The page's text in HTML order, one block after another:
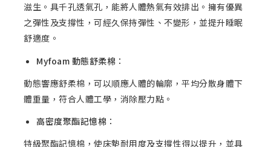
滋生。具千孔透氣孔，能將人體熱氣有效排出。擁有優異
之彈性及支撐性，可經久保持彈性、不變形，並提升睡眠
舒適度。
Myfoam 動態舒柔棉 ：
動態響應舒柔棉，可以順應人體的輪廓，平均分散身體下
體重量，符合人體工學，消除壓力點。
高密度聚酯記憶棉 ：
特級聚酯記憶棉，使床墊耐用度及支撐性得以提升，並具